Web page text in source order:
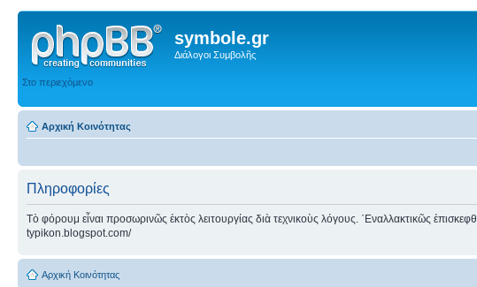
symbole.gr
Διάλογοι Συμβολῆς
Στο περιεχόμενο
Αρχική Κοινότητας
Πληροφορίες
Τὸ φόρουμ εἶναι προσωρινῶς ἐκτὸς λειτουργίας διὰ τεχνικοὺς λόγους. ᾿Εναλλακτικῶς
typikon.blogspot.com/
Αρχική Κοινότητας